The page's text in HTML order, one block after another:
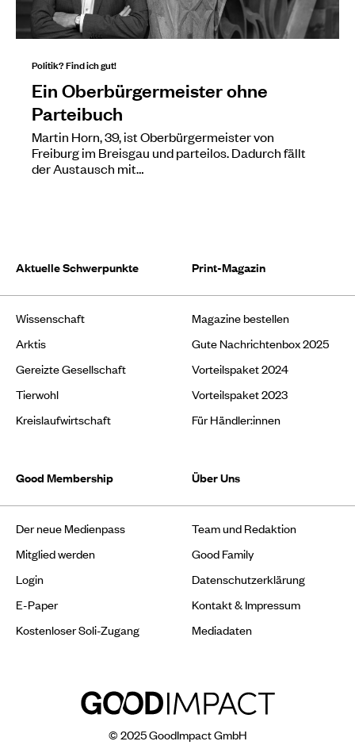
Politik? Find ich gut!
Ein Oberbürgermeister ohne
Parteibuch
Martin Horn, 39, ist Oberbürgermeister von
Freiburg im Breisgau und parteilos. Dadurch fällt
der Austausch mit…
Aktuelle Schwerpunkte
Wissenschaft
Arktis
Gereizte Gesellschaft
Tierwohl
Kreislaufwirtschaft
Print-Magazin
Magazine bestellen
Gute Nachrichtenbox 2025
Vorteilspaket 2024
Vorteilspaket 2023
Für Händler:innen
Good Membership
Der neue Medienpass
Mitglied werden
Login
E-Paper
Kostenloser Soli-Zugang
Über Uns
Team und Redaktion
Good Family
Datenschutzerklärung
Kontakt & Impressum
Mediadaten
© 2025 GoodImpact GmbH